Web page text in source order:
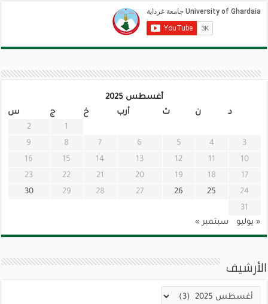
أغسطس 2025
د
ن ث أرب خ ج
س
1
2
3
4
5
6
7
8
9
10
11
12
13
14
15
16
17
18
19
20
21
22
23
24
25
26
27
28
29
30
31
« يوليو
سبتمبر »
الأرشيف
الأرشيف